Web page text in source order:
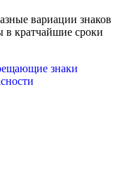
вариации знаков
в кратчайшие сроки